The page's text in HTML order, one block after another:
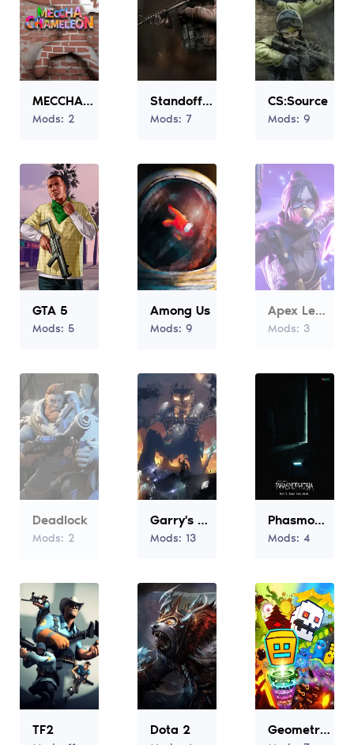
MECCHA CHAMELEON
Mods: 2
Standoff 2
Mods: 7
CS:Source
Mods: 9
GTA 5
Mods: 5
Among Us
Mods: 9
Apex Legends
Mods: 3
Deadlock
Mods: 2
Garry's Mod
Mods: 13
Phasmophobia
Mods: 4
TF2 Dota 2 Geometry Dash